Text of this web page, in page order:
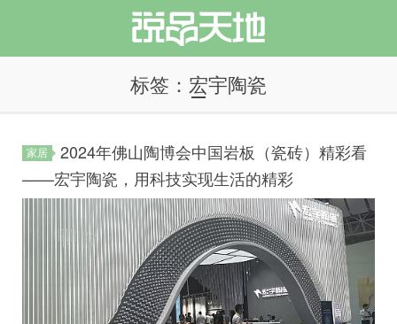
说品天地
标签：宏宇陶瓷
家居
2024年佛山陶博会中国岩板（瓷砖）精彩看
——宏宇陶瓷，用科技实现生活的精彩